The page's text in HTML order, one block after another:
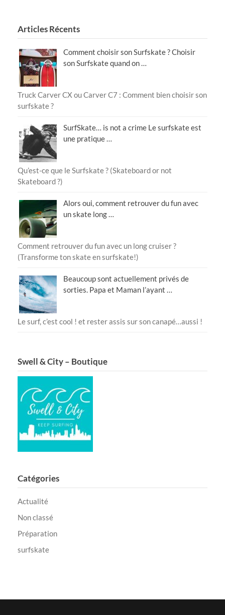
Articles Récents
Truck Carver CX ou Carver C7 : Comment bien choisir son
surfskate ?
Comment choisir son Surfskate ? Choisir
son Surfskate quand on …
Qu’est-ce que le Surfskate ? (Skateboard or not
Skateboard ?)
SurfSkate… is not a crime Le surfskate est
une pratique …
Comment retrouver du fun avec un long cruiser ?
(Transforme ton skate en surfskate!)
Alors oui, comment retrouver du fun avec
un skate long …
Le surf, c’est cool ! et rester assis sur son canapé…aussi !
Beaucoup sont actuellement privés de
sorties. Papa et Maman l’ayant …
Swell & City – Boutique
Catégories
Actualité
Non classé
Préparation
surfskate